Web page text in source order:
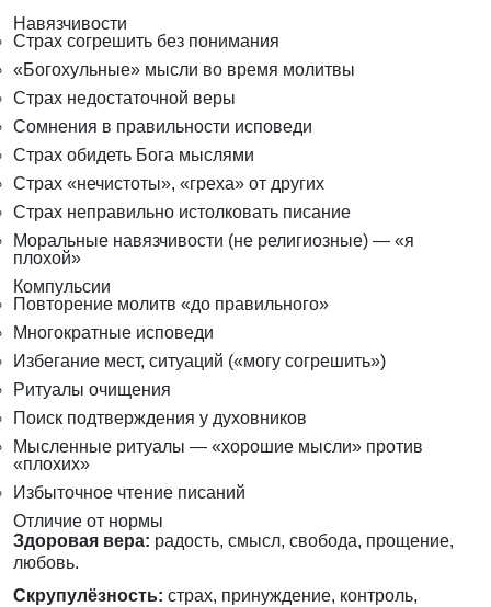
Навязчивости
Страх согрешить без понимания
«Богохульные» мысли во время молитвы
Страх недостаточной веры
Сомнения в правильности исповеди
Страх обидеть Бога мыслями
Страх «нечистоты», «греха» от других
Страх неправильно истолковать писание
Моральные навязчивости (не религиозные) — «я
плохой»
Компульсии
Повторение молитв «до правильного»
Многократные исповеди
Избегание мест, ситуаций («могу согрешить»)
Ритуалы очищения
Поиск подтверждения у духовников
Мысленные ритуалы — «хорошие мысли» против
«плохих»
Избыточное чтение писаний
Отличие от нормы
Здоровая вера: радость, смысл, свобода, прощение,
любовь.
Скрупулёзность: страх, принуждение, контроль,